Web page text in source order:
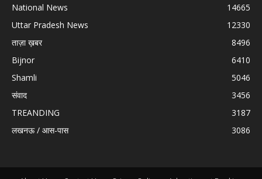
National News
14665
Uttar Pradesh News
12330
ताज़ा ख़बर
8496
Bijnor
6410
Shamli
5046
संवाद
3456
TREANDING
3187
लखनऊ / आस-पास
3086